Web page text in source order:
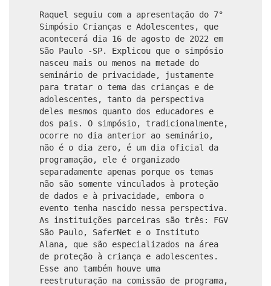
Raquel seguiu com a apresentação do 7°
Simpósio Crianças e Adolescentes, que
acontecerá dia 16 de agosto de 2022 em
São Paulo -SP. Explicou que o simpósio
nasceu mais ou menos na metade do
seminário de privacidade, justamente
para tratar o tema das crianças e de
adolescentes, tanto da perspectiva
deles mesmos quanto dos educadores e
dos pais. O simpósio, tradicionalmente,
ocorre no dia anterior ao seminário,
não é o dia zero, é um dia oficial da
programação, ele é organizado
separadamente apenas porque os temas
não são somente vinculados à proteção
de dados e à privacidade, embora o
evento tenha nascido nessa perspectiva.
As instituições parceiras são três: FGV
São Paulo, SaferNet e o Instituto
Alana, que são especializados na área
de proteção à criança e adolescentes.
Esse ano também houve uma
reestruturação na comissão de programa,